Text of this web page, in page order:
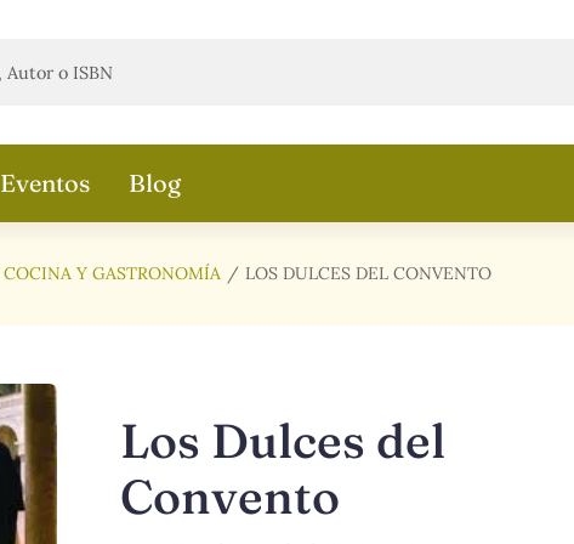
Eventos Blog
COCINA Y GASTRONOMÍA LOS DULCES DEL CONVENTO
Los Dulces del
Convento